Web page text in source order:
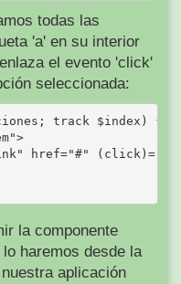
todas las
'a' en su interior
el evento 'click'
seleccionada:
track $index) {
href="#"
la componente
haremos desde la
aplicación